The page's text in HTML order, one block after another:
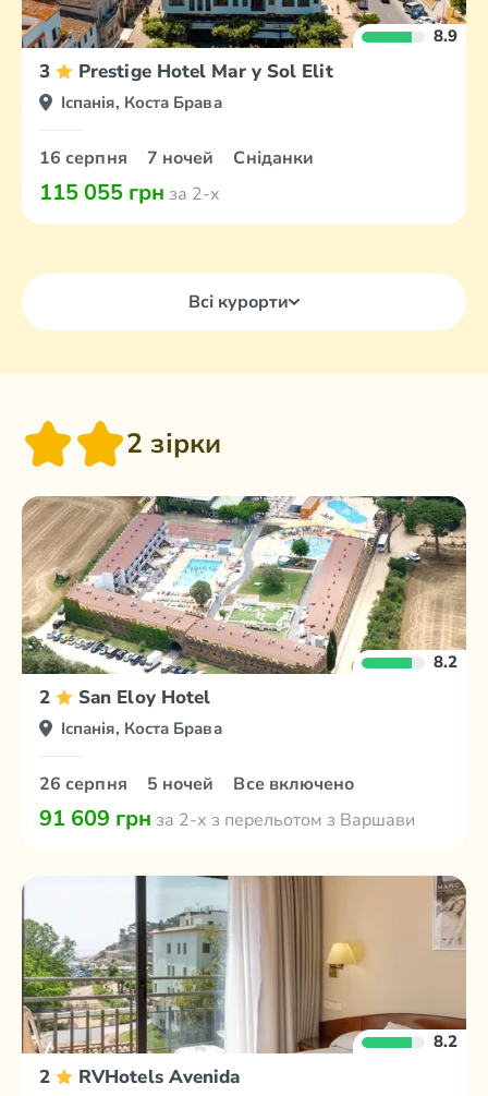
8.9
3 Prestige Hotel Mar y Sol Elit
Іспанія, Коста Брава
16 серпня 7 ночей Сніданки
115 055 грн за 2-х
Всі курорти
2 зірки
8.2
2 San Eloy Hotel
Іспанія, Коста Брава
26 серпня 5 ночей Все включено
91 609 грн за 2-х з перельотом з Варшави
8.2
2 RVHotels Avenida